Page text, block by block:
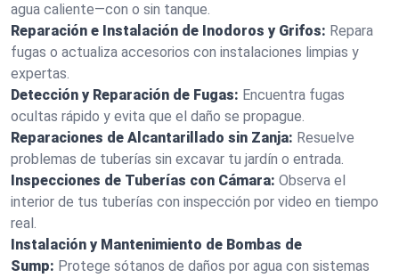
agua caliente—con o sin tanque.
Reparación e Instalación de Inodoros y Grifos: Repara
fugas o actualiza accesorios con instalaciones limpias y
expertas.
Detección y Reparación de Fugas: Encuentra fugas
ocultas rápido y evita que el daño se propague.
Reparaciones de Alcantarillado sin Zanja: Resuelve
problemas de tuberías sin excavar tu jardín o entrada.
Inspecciones de Tuberías con Cámara: Observa el
interior de tus tuberías con inspección por video en tiempo
real.
Instalación y Mantenimiento de Bombas de
Sump: Protege sótanos de daños por agua con sistemas